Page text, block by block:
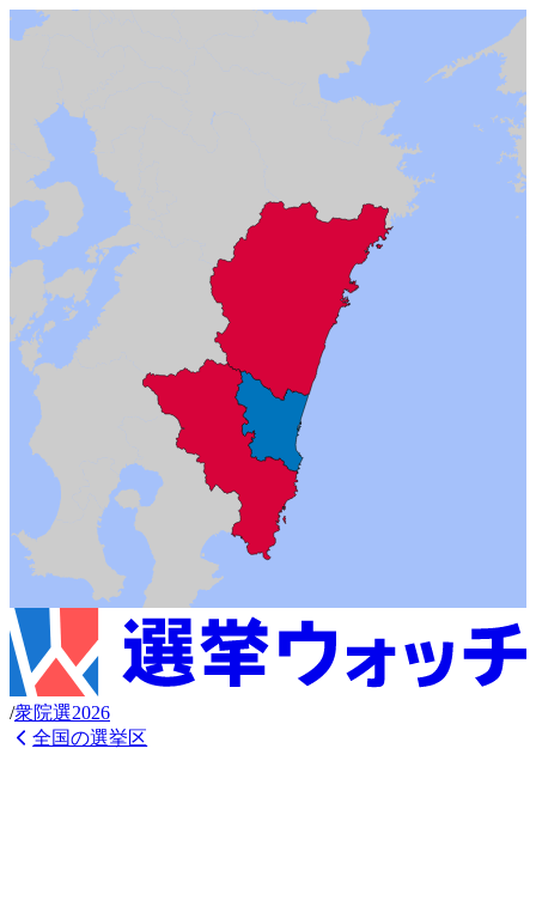
/衆院選2026
全国の選挙区